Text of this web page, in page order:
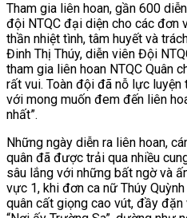
Tham gia liên hoan, gần 600
đội NTQC đại diện cho các đơn
thần nhiệt tình, tâm huyết và
Đinh Thị Thúy, diễn viên Đội
tham gia liên hoan NTQC Quân
rất vui. Toàn đội đã nỗ lực
với mong muốn đem đến liên
nhất”.
Những ngày diễn ra liên hoan,
quân đã được trải qua nhiều
sâu lắng với những bất ngờ và
vực 1, khi đơn ca nữ Thúy
quân cất giọng cao vút, đầy đặn